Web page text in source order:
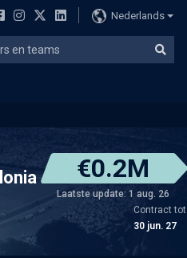
Nederlands
€0.2M
Laatste update: 1 aug. 26
Contract tot
30 jun. 27